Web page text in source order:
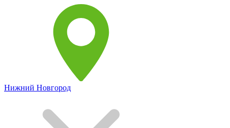
Нижний Новгород